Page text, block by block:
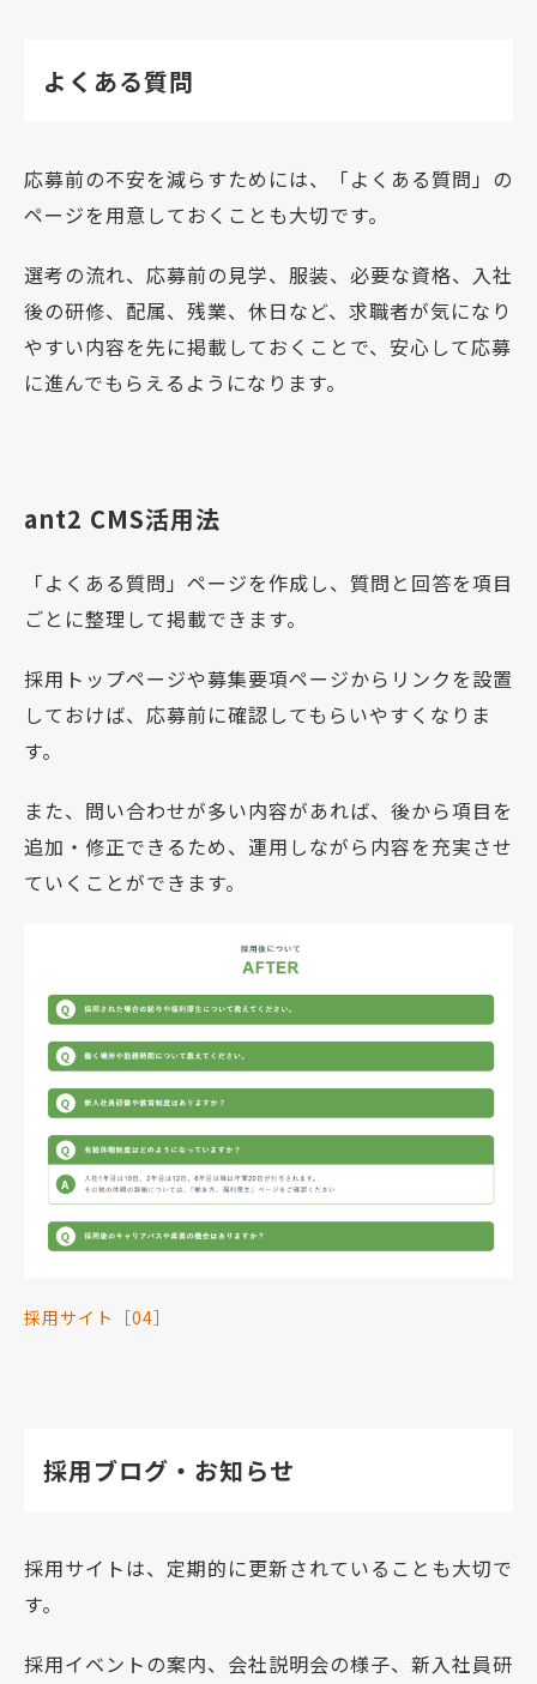
よくある質問
応募前の不安を減らすためには、「よくある質問」の
ページを用意しておくことも大切です。
選考の流れ、応募前の見学、服装、必要な資格、入社
後の研修、配属、残業、休日など、求職者が気になり
やすい内容を先に掲載しておくことで、安心して応募
に進んでもらえるようになります。
ant2 CMS活用法
「よくある質問」ページを作成し、質問と回答を項目
ごとに整理して掲載できます。
採用トップページや募集要項ページからリンクを設置
しておけば、応募前に確認してもらいやすくなりま
す。
また、問い合わせが多い内容があれば、後から項目を
追加・修正できるため、運用しながら内容を充実させ
ていくことができます。
採用サイト［04］
採用ブログ・お知らせ
採用サイトは、定期的に更新されていることも大切で
す。
採用イベントの案内、会社説明会の様子、新入社員研